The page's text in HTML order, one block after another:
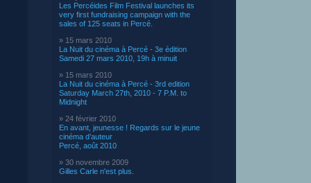
Les Percéides Film Festival launches its
very first fundraising campaign with the
sales of 125 seats in Percé.
» 15 mars 2010
La Nuit du cinéma à Percé - 3e édition
Samedi 27 mars 2010, 19h à minuit
» 15 mars 2010
La Nuit du cinéma à Percé - 3rd edition
Saturday March 27th, 2010 - 7 P.M. to
Midnight
» 24 février 2010
En avant, jeunesse ! Regards sur le jeune
cinéma d’auteur
Percé, août 2010
» 30 novembre 2009
Gilles Carle n'est plus.